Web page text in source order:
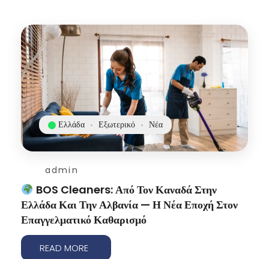
admin
Ελλάδα Εξωτερικό Νέα
BOS Cleaners: Από Τον Καναδά Στην
Ελλάδα Και Την Αλβανία — Η Νέα Εποχή Στον
Επαγγελματικό Καθαρισμό
READ MORE